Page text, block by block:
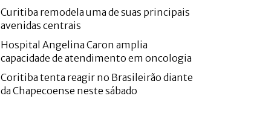
Curitiba remodela uma de suas principais
avenidas centrais
Hospital Angelina Caron amplia
capacidade de atendimento em oncologia
Coritiba tenta reagir no Brasileirão diante
da Chapecoense neste sábado